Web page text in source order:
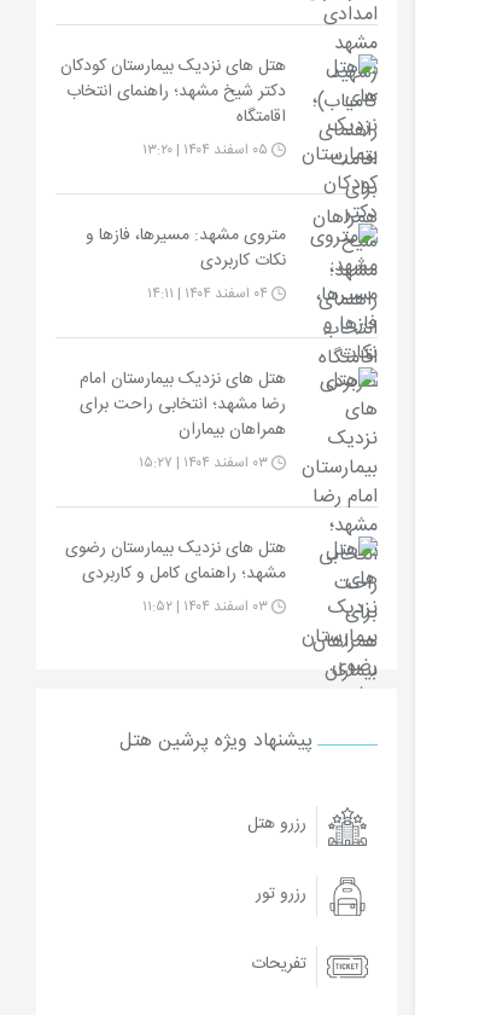
هتل های نزدیک بیمارستان کودکان
دکتر شیخ مشهد؛ راهنمای انتخاب
اقامتگاه
متروی مشهد: مسیرها، فازها و
نکات کاربردی
هتل های نزدیک بیمارستان امام
رضا مشهد؛ انتخابی راحت برای
همراهان بیماران
۰۳ اسفند ۱۴۰۴ | ۱۵:۲۷
هتل های نزدیک بیمارستان رضوی
مشهد؛ راهنمای کامل و کاربردی
۰۳ اسفند ۱۴۰۴ | ۱۱:۵۲
پیشنهاد ویژه پرشین هتل
رزرو هتل
رزرو تور
تفریحات